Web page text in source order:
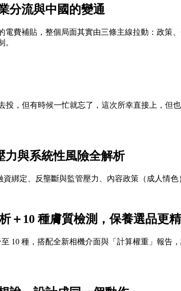
分流與中國的變通
費補貼，整個局面其實由三條主線拉動：政
。
投，但有時候一忙就忘了，這次所幸直接上，
力與系統性風險全解析
資綁定、反壟斷與監管壓力、內容政策（成人情
＋10 種膚質檢測，保養選品更
10 種，搭配全新相機介面與「計算權重」報